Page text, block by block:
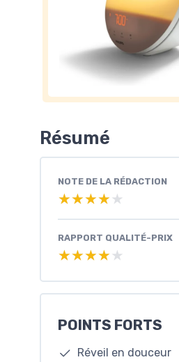
Résumé
NOTE DE LA RÉDACTION
★★★★★
★★★★★
RAPPORT QUALITÉ-PRIX
★★★★★
★★★★★
POINTS FORTS
Réveil en douceur